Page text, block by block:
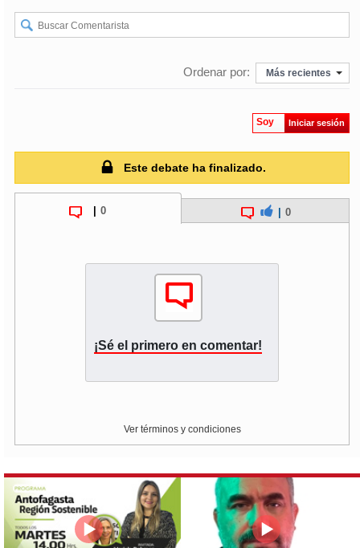
Ordenar por: Más recientes
Soy Iniciar sesión
Este debate ha finalizado.
0 0
¡Sé el primero en comentar!
Ver términos y condiciones